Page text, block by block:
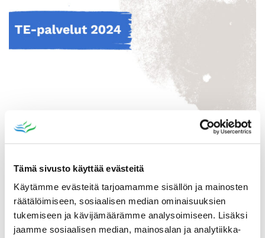
Tämä sivusto käyttää evästeitä
Käytämme evästeitä tarjoamamme sisällön ja mainosten
räätälöimiseen, sosiaalisen median ominaisuuksien
tukemiseen ja kävijämäärämme analysoimiseen. Lisäksi
jaamme sosiaalisen median, mainosalan ja analytiikka-